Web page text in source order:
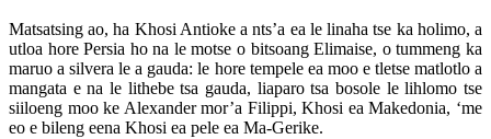
Matsatsing ao, ha Khosi Antioke a nts’a ea le linaha tse ka holimo, a
utloa hore Persia ho na le motse o bitsoang Elimaise, o tummeng ka
maruo a silvera le a gauda: le hore tempele ea moo e tletse matlotlo a
mangata e na le lithebe tsa gauda, liaparo tsa bosole le lihlomo tse
siiloeng moo ke Alexander mor’a Filippi, Khosi ea Makedonia, ‘me
eo e bileng eena Khosi ea pele ea Ma-Gerike.